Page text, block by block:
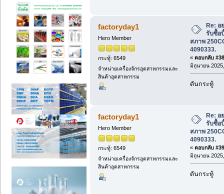
factoryday1
Hero Member
กระทู้: 6549
จำหน่ายเครื่องจักรอุตสาหกรรมและ
สินค้าอุตสาหกรรม
Re: อ
รับซื้อ
สภาพ
4090333.
« ตอบกลับ
มิถุนายน
ดันกระทู้
factoryday1
Hero Member
กระทู้: 6549
จำหน่ายเครื่องจักรอุตสาหกรรมและ
สินค้าอุตสาหกรรม
Re: อ
รับซื้อ
สภาพ
4090333.
« ตอบกลับ
มิถุนายน
ดันกระทู้